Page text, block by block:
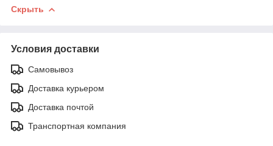
Скрыть
Условия доставки
Самовывоз
Доставка курьером
Доставка почтой
Транспортная компания